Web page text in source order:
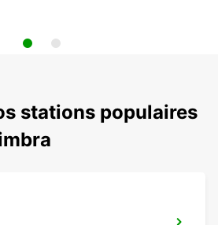
stations populaires